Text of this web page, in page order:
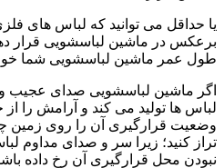
یا حداقل می توانید که لباس های
برعکس در ماشین لباسشویی قرار
طول عمر ماشین لباسشویی شما
اگر ماشین لباسشویی صدای عجیب
لباس ها تولید می کند و آرامش را
وضعیت قرارگیری آن را روی زمین
تراز کنید؛ زیرا سر و صدای مداوم
نبودن محل قرارگیری آن رخ داده